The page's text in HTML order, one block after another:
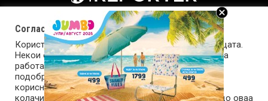
Согласност за колачиња (cookies)
Користиме колачиња за оптимизирање на страницата.
Некои од колачињата се од суштинско значење за
работата на страницата, а други помагаат да ја
подобриме оваа интернет страница и вашето
корисничко искуство. Напомена: задолжителните
колачиња се неопходни за користење и пристап до оваа